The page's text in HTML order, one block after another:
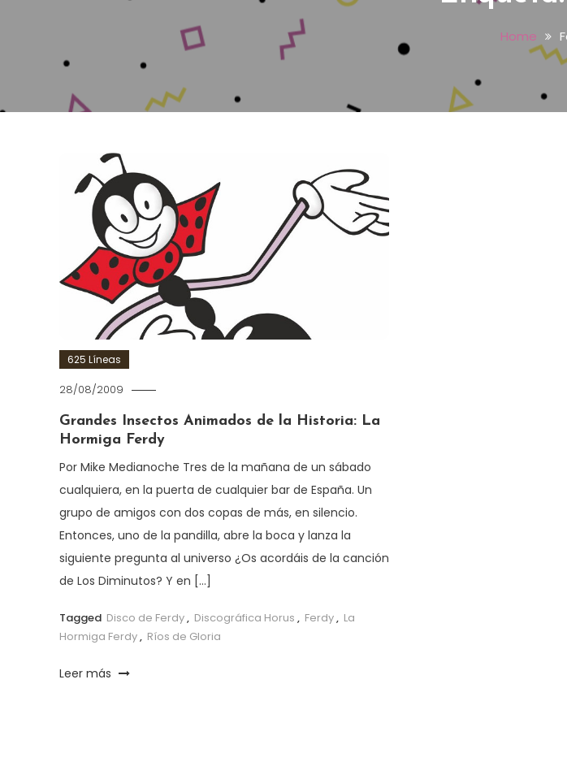
Home
625 Líneas
28/08/2009
Grandes Insectos Animados de la Historia: La
Hormiga Ferdy
Por Mike Medianoche Tres de la mañana de un sábado
cualquiera, en la puerta de cualquier bar de España. Un
grupo de amigos con dos copas de más, en silencio.
Entonces, uno de la pandilla, abre la boca y lanza la
siguiente pregunta al universo ¿Os acordáis de la canción
de Los Diminutos? Y en […]
Tagged Disco de Ferdy, Discográfica Horus , Ferdy, La
Hormiga Ferdy, Ríos de Gloria
Leer más